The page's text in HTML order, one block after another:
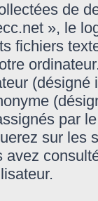
de
», le
fichiers
par
sur les